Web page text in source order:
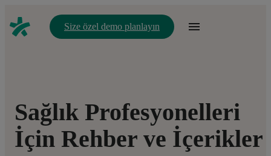
Size özel demo planlayın
Sağlık Profesyonelleri
İçin Rehber ve İçerikler